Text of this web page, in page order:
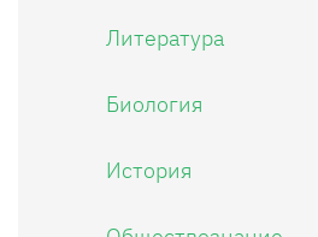
Литература
Биология
История